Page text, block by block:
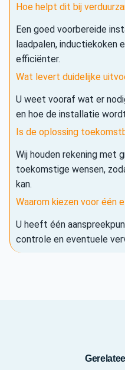
Hoe helpt dit bij
Een goed voorbereide
laadpalen, inductiekoken
efficiënter.
Wat levert duidelijke
U weet vooraf wat er
en hoe de installatie
Is de oplossing
Wij houden rekening met
toekomstige wensen,
kan.
Waarom kiezen voor één
U heeft één
controle en eventuele